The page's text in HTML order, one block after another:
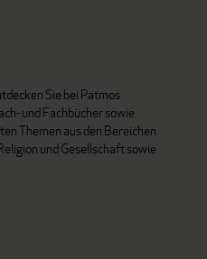
Sie bei Patmos
und Fachbücher sowie
Themen aus den Bereichen
und Gesellschaft sowie